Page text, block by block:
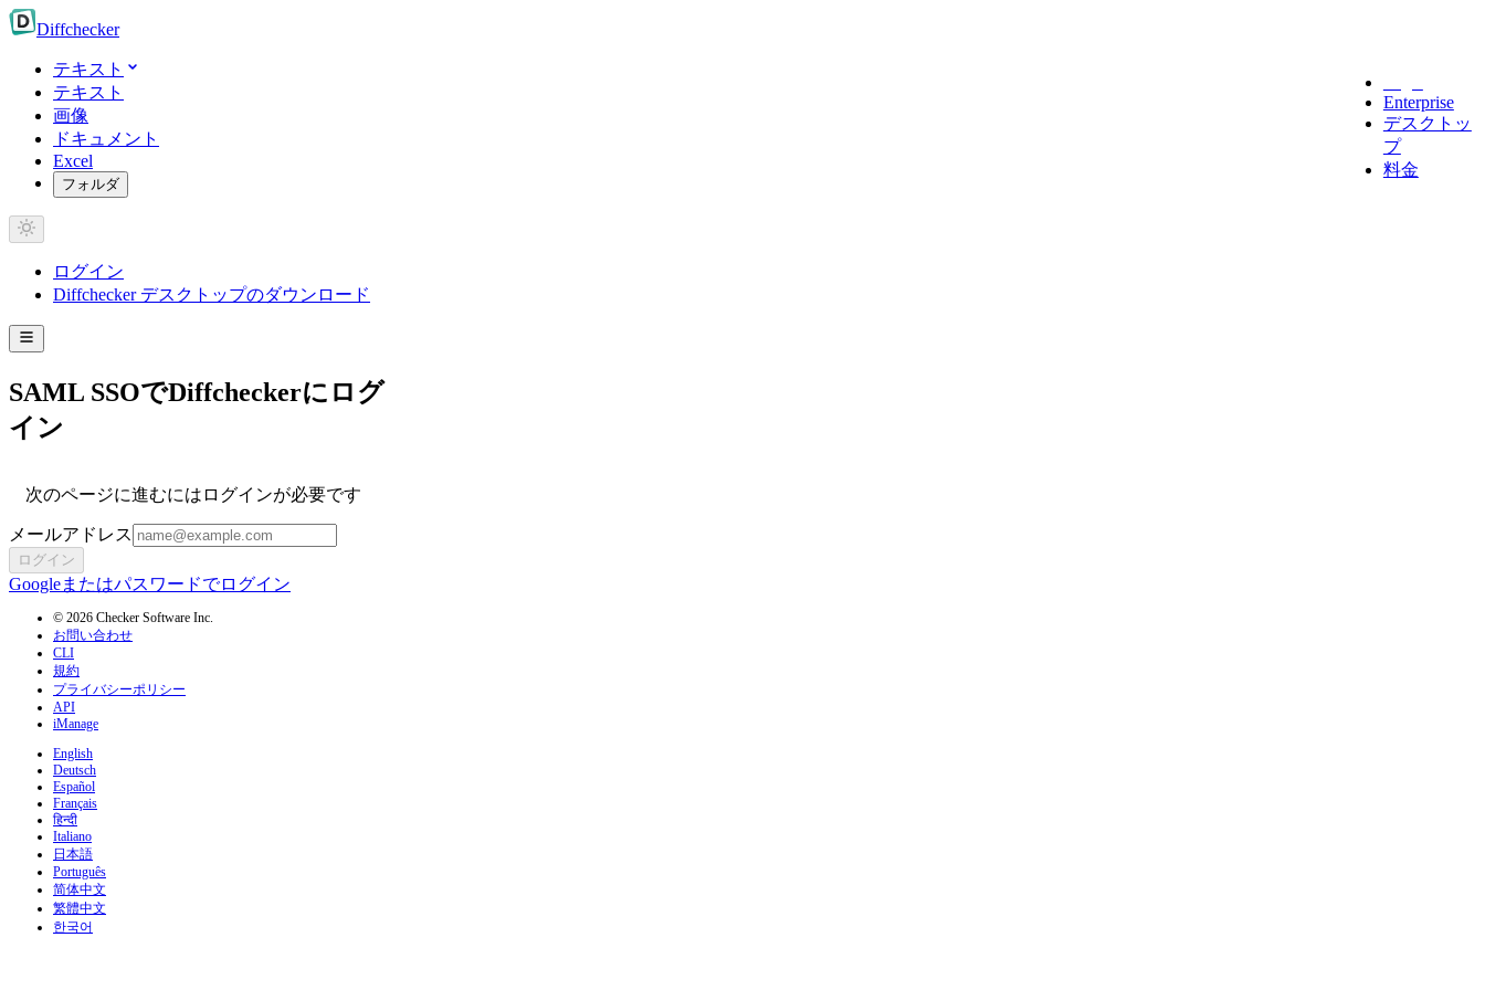
Diffchecker
テキスト
テキスト
画像
ドキュメント
Excel
フォルダ
Enterprise
デスクトッ
プ
料金
ログイン
Diffchecker デスクトップのダウンロード
SAML SSOでDiffcheckerにログ
イン
次のページに進むにはログインが必要です
メールアドレス
ログイン
Googleまたはパスワードでログイン
© 2026 Checker Software Inc.
お問い合わせ
CLI
規約
プライバシーポリシー
API
iManage
English
Deutsch
Español
Français
हिन्दी
Italiano
日本語
Português
简体中文
繁體中文
한국어